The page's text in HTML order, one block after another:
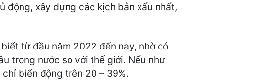
động, xây dựng các kịch bản xấu nhất,
từ đầu năm 2022 đến nay, nhờ có
trong nước so với thế giới. Nếu như
biến động trên 20 – 39%.